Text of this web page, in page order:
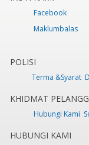
Facebook
Maklumbalas
POLISI
Terma &Syarat
KHIDMAT
Hubungi Kami
HUBUNGI KAMI